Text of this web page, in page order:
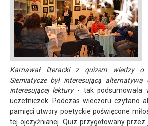
Karnawał literacki z quizem wiedzy o
Siemiatycze był interesującą
interesującej lektury- tak podsumowała
uczetniczek. Podczas wieczoru czytano
pamięci utwory poetyckie poświęcone
tej ojczyźnianej. Quiz przygotowany przez